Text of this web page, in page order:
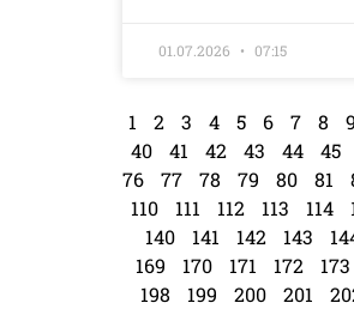
01.07.2026 07:15
1 2 3 4 5 6 7 8 9
40
41 42 43 44 45
76
77 78 79 80 81
110
111 112 113 114
140
141 142 143
169
170 171 172 173
198
199 200 201